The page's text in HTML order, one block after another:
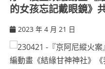
的女孩忘記戴眼鏡》
2023 年 4 月 21 日